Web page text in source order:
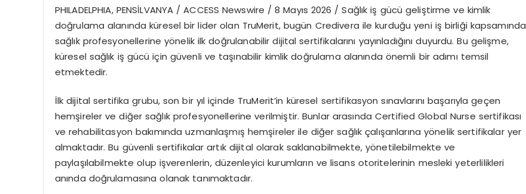
PHILADELPHIA, PENSİLVANYA /ACCESS Newswire / 8 Mayıs 2026 / Sağlık iş gücügeliştirme ve kimlik
doğrulama alanında küresel bir lider olan TruMerit, bugün Credivera ile kurduğu yeni iş birliği kapsamında
sağlık profesyonellerine yönelik ilk doğrulanabilir dijital sertifikalarını yayınladığınıduyurdu. Bu gelişme,
küresel sağlık iş gücüiçin güvenli ve taşınabilir kimlik doğrulama alanında önemli bir adımı temsil
etmektedir.
İlk dijital sertifika grubu, son bir yıl içinde TruMerit’in küresel sertifikasyon sınavlarını başarıyla geçen
hemşireler ve diğer sağlık profesyonellerine verilmiştir. Bunlar arasında Certified Global Nurse sertifikası
ve rehabilitasyon bakımında uzmanlaşmış hemşireler ile diğer sağlıkçalışanlarına yönelik sertifikalar yer
almaktadır. Bu güvenli sertifikalar artık dijital olarak saklanabilmekte, yönetilebilmekte ve
paylaşılabilmekte olup işverenlerin, düzenleyici kurumların ve lisans otoritelerinin mesleki yeterlilikleri
anında doğrulamasına olanak tanımaktadır.